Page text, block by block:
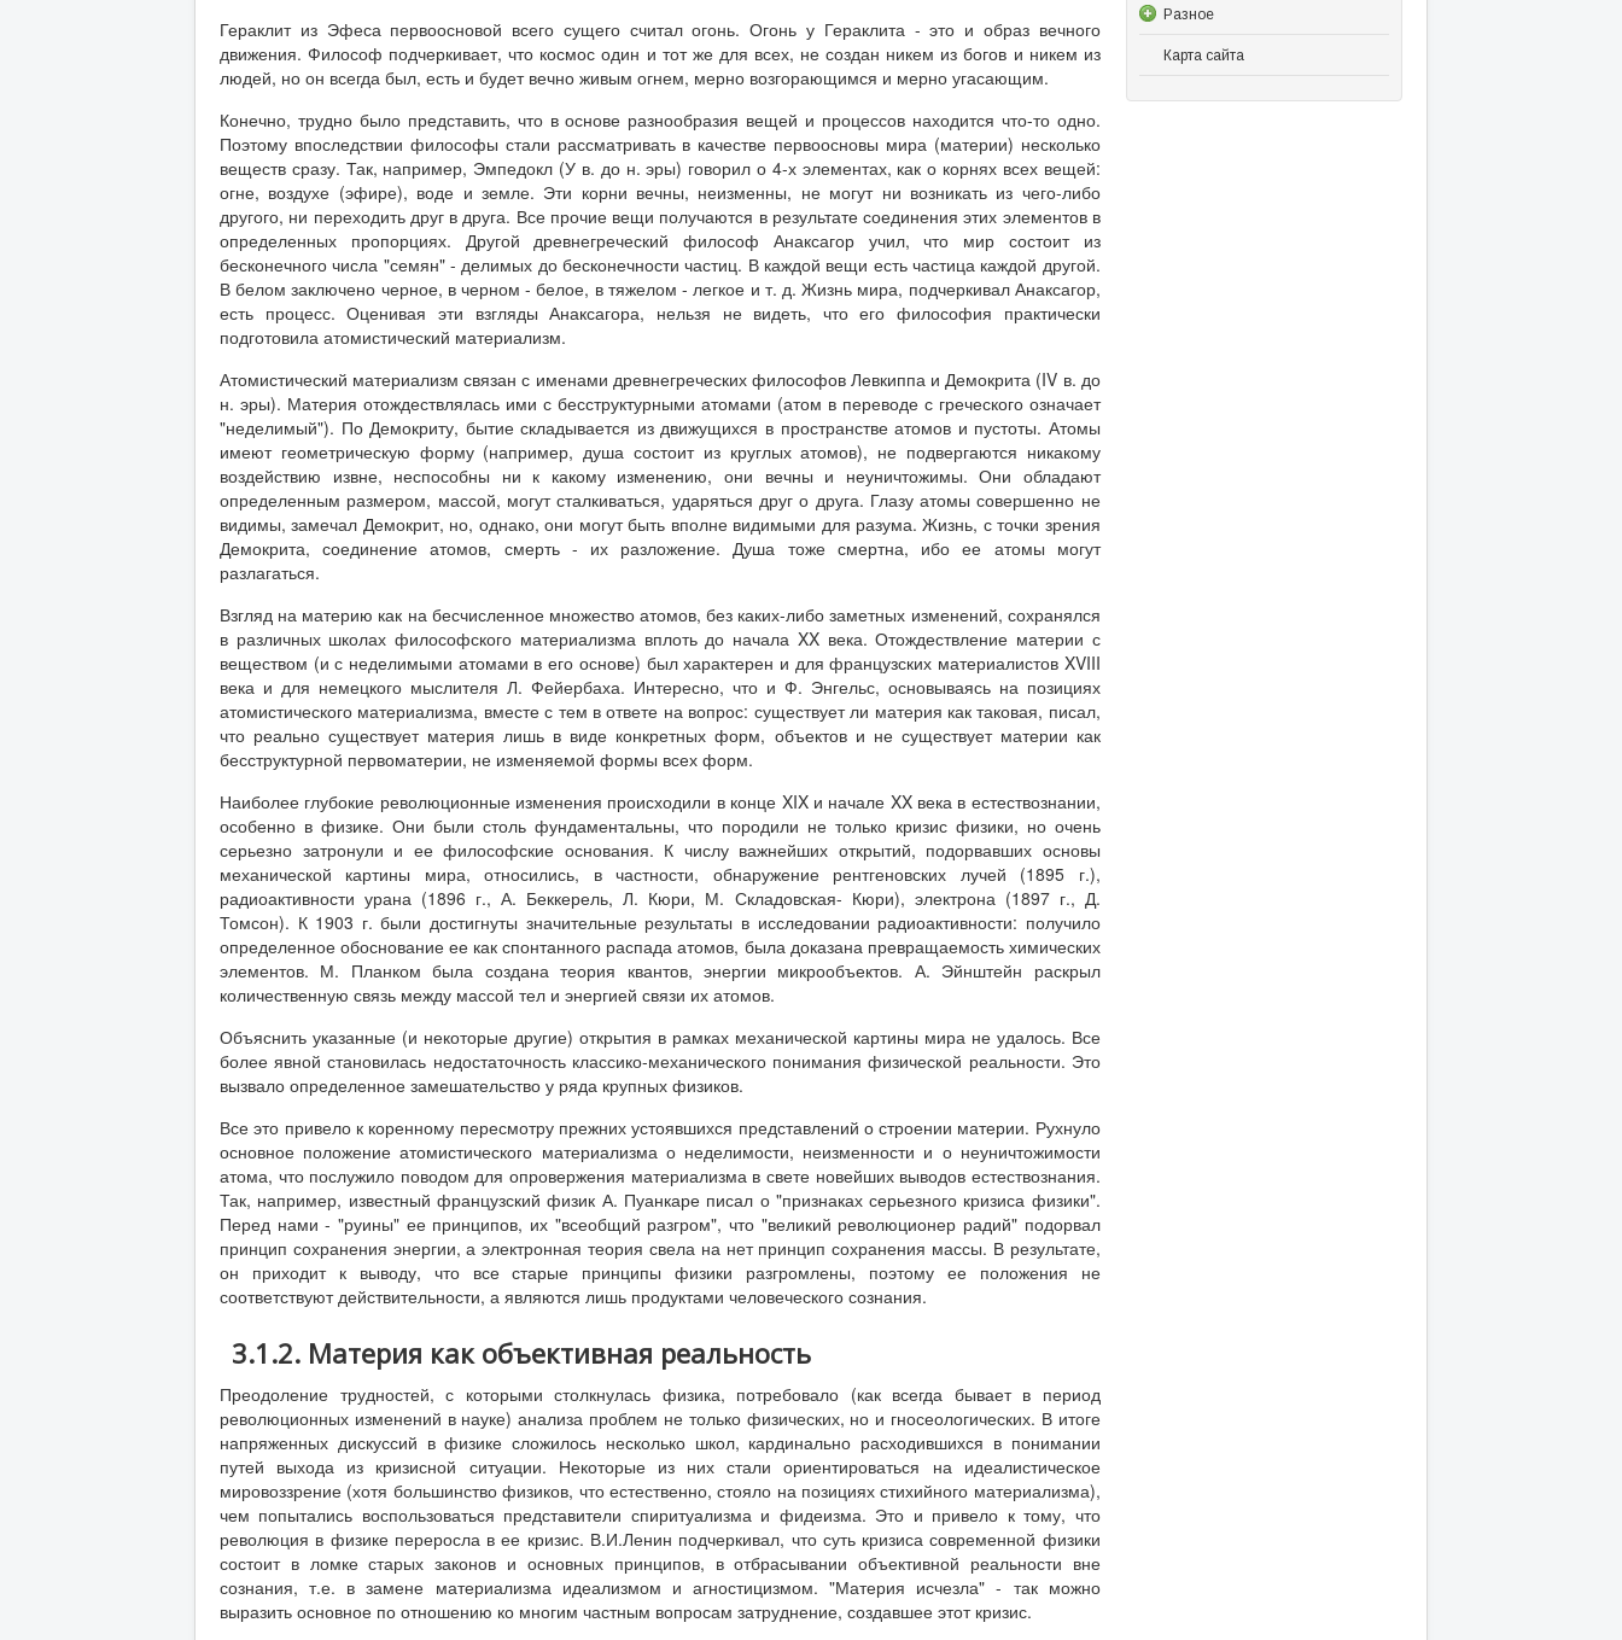
Гераклит из Эфеса первоосновой всего сущего считал огонь. Огонь у Гераклита - это и образ вечного
движения. Философ подчеркивает, что космос один и тот же для всех, не создан никем из богов и никем из
людей, но он всегда был, есть и будет вечно живым огнем, мерно возгорающимся и мерно угасающим.
Конечно, трудно было представить, что в основе разнообразия вещей и процессов находится что-то одно.
Поэтому впоследствии философы стали рассматривать в качестве первоосновы мира (материи) несколько
веществ сразу. Так, например, Эмпедокл (У в. до н. эры) говорил о 4-х элементах, как о корнях всех вещей:
огне, воздухе (эфире), воде и земле. Эти корни вечны, неизменны, не могут ни возникать из чего-либо
другого, ни переходить друг в друга. Все прочие вещи получаются в результате соединения этих элементов в
определенных пропорциях. Другой древнегреческий философ Анаксагор учил, что мир состоит из
бесконечного числа "семян" - делимых до бесконечности частиц. В каждой вещи есть частица каждой другой.
В белом заключено черное, в черном - белое, в тяжелом - легкое и т. д. Жизнь мира, подчеркивал Анаксагор,
есть процесс. Оценивая эти взгляды Анаксагора, нельзя не видеть, что его философия практически
подготовила атомистический материализм.
Атомистический материализм связан с именами древнегреческих философов Левкиппа и Демокрита (IV в. до
н. эры). Материя отождествлялась ими с бесструктурными атомами (атом в переводе с греческого означает
"неделимый"). По Демокриту, бытие складывается из движущихся в пространстве атомов и пустоты. Атомы
имеют геометрическую форму (например, душа состоит из круглых атомов), не подвергаются никакому
воздействию извне, неспособны ни к какому изменению, они вечны и неуничтожимы. Они обладают
определенным размером, массой, могут сталкиваться, ударяться друг о друга. Глазу атомы совершенно не
видимы, замечал Демокрит, но, однако, они могут быть вполне видимыми для разума. Жизнь, с точки зрения
Демокрита, соединение атомов, смерть - их разложение. Душа тоже смертна, ибо ее атомы могут
разлагаться.
Взгляд на материю как на бесчисленное множество атомов, без каких-либо заметных изменений, сохранялся
в различных школах философского материализма вплоть до начала XX века. Отождествление материи с
веществом (и с неделимыми атомами в его основе) был характерен и для французских материалистов XVIII
века и для немецкого мыслителя Л. Фейербаха. Интересно, что и Ф. Энгельс, основываясь на позициях
атомистического материализма, вместе с тем в ответе на вопрос: существует ли материя как таковая, писал,
что реально существует материя лишь в виде конкретных форм, объектов и не существует материи как
бесструктурной первоматерии, не изменяемой формы всех форм.
Наиболее глубокие революционные изменения происходили в конце XIX и начале XX века в естествознании,
особенно в физике. Они были столь фундаментальны, что породили не только кризис физики, но очень
серьезно затронули и ее философские основания. К числу важнейших открытий, подорвавших основы
механической картины мира, относились, в частности, обнаружение рентгеновских лучей (1895 г.),
радиоактивности урана (1896 г., А. Беккерель, Л. Кюри, М. Складовская- Кюри), электрона (1897 г., Д.
Томсон). К 1903 г. были достигнуты значительные результаты в исследовании радиоактивности: получило
определенное обоснование ее как спонтанного распада атомов, была доказана превращаемость химических
элементов. М. Планком была создана теория квантов, энергии микрообъектов. А. Эйнштейн раскрыл
количественную связь между массой тел и энергией связи их атомов.
Объяснить указанные (и некоторые другие) открытия в рамках механической картины мира не удалось. Все
более явной становилась недостаточность классико-механического понимания физической реальности. Это
вызвало определенное замешательство у ряда крупных физиков.
Все это привело к коренному пересмотру прежних устоявшихся представлений о строении материи. Рухнуло
основное положение атомистического материализма о неделимости, неизменности и о неуничтожимости
атома, что послужило поводом для опровержения материализма в свете новейших выводов естествознания.
Так, например, известный французский физик А. Пуанкаре писал о "признаках серьезного кризиса физики".
Перед нами - "руины" ее принципов, их "всеобщий разгром", что "великий революционер радий" подорвал
принцип сохранения энергии, а электронная теория свела на нет принцип сохранения массы. В результате,
он приходит к выводу, что все старые принципы физики разгромлены, поэтому ее положения не
соответствуют действительности, а являются лишь продуктами человеческого сознания.
3.1.2. Материя как объективная реальность
Преодоление трудностей, с которыми столкнулась физика, потребовало (как всегда бывает в период
революционных изменений в науке) анализа проблем не только физических, но и гносеологических. В итоге
напряженных дискуссий в физике сложилось несколько школ, кардинально расходившихся в понимании
путей выхода из кризисной ситуации. Некоторые из них стали ориентироваться на идеалистическое
мировоззрение (хотя большинство физиков, что естественно, стояло на позициях стихийного материализма),
чем попытались воспользоваться представители спиритуализма и фидеизма. Это и привело к тому, что
революция в физике переросла в ее кризис. В.И.Ленин подчеркивал, что суть кризиса современной физики
состоит в ломке старых законов и основных принципов, в отбрасывании объективной реальности вне
сознания, т.е. в замене материализма идеализмом и агностицизмом. "Материя исчезла" - так можно
выразить основное по отношению ко многим частным вопросам затруднение, создавшее этот кризис.
Разное
Карта сайта